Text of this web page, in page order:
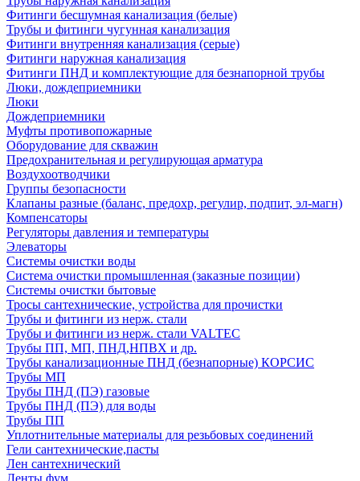
Фитинги бесшумная канализация (белые)
Трубы и фитинги чугунная канализация
Фитинги внутренняя канализация (серые)
Фитинги наружная канализация
Фитинги ПНД и комплектующие для безнапорной трубы
Люки, дождеприемники
Люки
Дождеприемники
Муфты противопожарные
Оборудование для скважин
Предохранительная и регулирующая арматура
Воздухоотводчики
Группы безопасности
Клапаны разные (баланс, предохр, регулир, подпит, эл-магн)
Компенсаторы
Регуляторы давления и температуры
Элеваторы
Системы очистки воды
Система очистки промышленная (заказные позиции)
Системы очистки бытовые
Тросы сантехнические, устройства для прочистки
Трубы и фитинги из нерж. стали
Трубы и фитинги из нерж. стали VALTEC
Трубы ПП, МП, ПНД,НПВХ и др.
Трубы канализационные ПНД (безнапорные) КОРСИС
Трубы МП
Трубы ПНД (ПЭ) газовые
Трубы ПНД (ПЭ) для воды
Трубы ПП
Уплотнительные материалы для резьбовых соединений
Гели сантехнические,пасты
Лен сантехнический
Ленты фум